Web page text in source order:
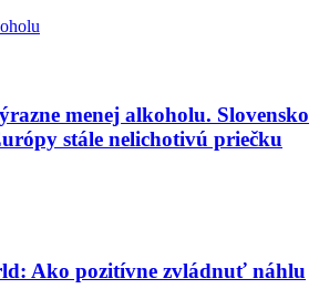
menej alkoholu. Slovensko
stále nelichotivú priečku
Ako pozitívne zvládnuť náhlu